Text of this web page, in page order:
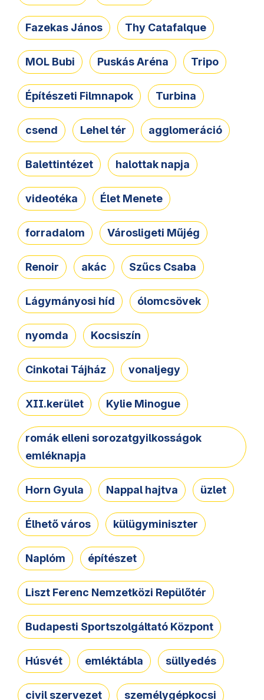
Fazekas János Thy Catafalque
MOL Bubi Puskás Aréna Tripo
Építészeti Filmnapok Turbina
csend Lehel tér agglomeráció
Balettintézet halottak napja
videotéka Élet Menete
forradalom Városligeti Műjég
Renoir akác Szűcs Csaba
Lágymányosi híd ólomcsövek
nyomda Kocsiszín
Cinkotai Tájház vonaljegy
XII.kerület Kylie Minogue
romák elleni sorozatgyilkosságok
emléknapja
Horn Gyula Nappal hajtva üzlet
Élhető város külügyminiszter
Naplóm építészet
Liszt Ferenc Nemzetközi Repülőtér
Budapesti Sportszolgáltató Központ
Húsvét emléktábla süllyedés
civil szervezet személygépkocsi